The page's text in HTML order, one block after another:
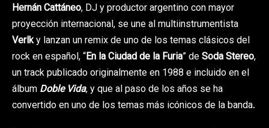
Hernán Cattáneo, DJ y productor argentino con mayor
proyección internacional, se une al multiinstrumentista
Verlky lanzan un remix de uno de los temas clásicos del
rock en español, “En la Ciudad de la Furia” deSoda Stereo,
un track publicado originalmente en 1988 e incluido en el
álbum Doble Vida, y que al paso de los años se ha
convertido en uno de los temas más icónicos de la banda.